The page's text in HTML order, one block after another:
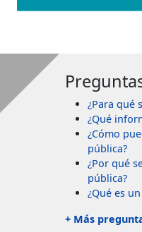
¿Para qué
¿Qué
¿Cómo
pública?
¿Por qué
pública?
¿Qué es
+ Más